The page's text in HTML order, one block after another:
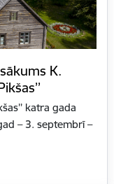
K.
katra gada
– 3. septembrī –